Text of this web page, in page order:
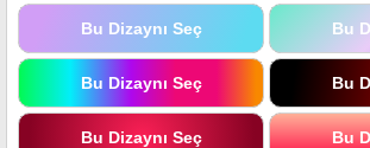
Bu Dizaynı Seç Bu
Bu Dizaynı Seç Bu
Bu Dizaynı Seç Bu